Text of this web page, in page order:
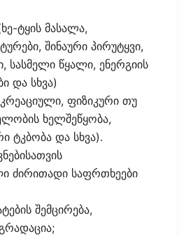
ტყის მასალა,
შინაური პირუტყვი,
სასმელი წყალი, ენერგიის
და სხვა)
ფიზიკური თუ
ხელშეწყობა,
ტკბობა და სხვა).
ძირითადი საფრთხეები
შემცირება,